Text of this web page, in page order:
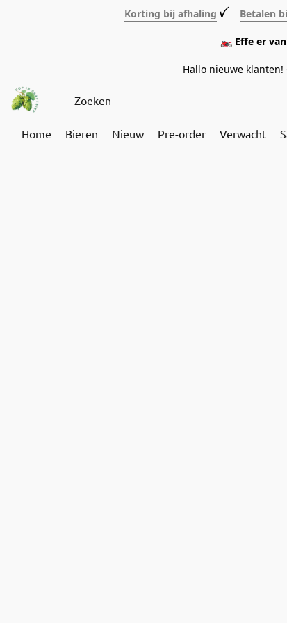
Korting bij afhaling ꪜ Betalen
🏍️ Effe er
Hallo nieuwe klanten!
Home Bieren Nieuw Pre-order Verwacht